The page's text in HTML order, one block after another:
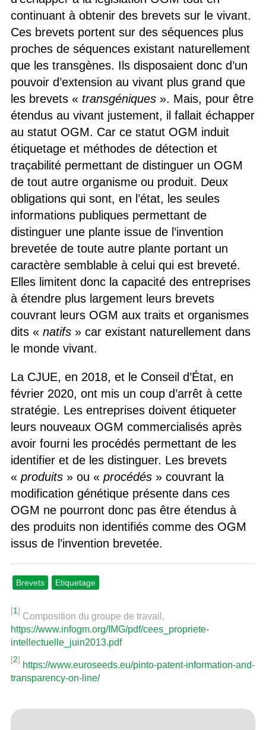
continuant à obtenir des brevets sur le vivant.
Ces brevets portent sur des séquences plus
proches de séquences existant naturellement
que les transgènes. Ils disposaient donc d’un
pouvoir d’extension au vivant plus grand que
les brevets « transgéniques». Mais, pour être
étendus au vivant justement, il fallait échapper
au statut OGM. Car ce statut OGM induit
étiquetage et méthodes de détection et
traçabilité permettant de distinguer un OGM
de tout autre organisme ou produit. Deux
obligations qui sont, en l’état, les seules
informations publiques permettant de
distinguer une plante issue de l’invention
brevetée de toute autre plante portant un
caractère semblable à celui qui est breveté.
Elles limitent donc la capacité des entreprises
à étendre plus largement leurs brevets
couvrant leurs OGM aux traits et organismes
dits « natifs» car existant naturellement dans
le monde vivant.
La CJUE, en 2018, et le Conseil d’État, en
février 2020, ont mis un coup d’arrêt à cette
stratégie. Les entreprises doivent étiqueter
leurs nouveaux OGM commercialisés après
avoir fourni les procédés permettant de les
identifier et de les distinguer. Les brevets
« produits» ou « procédés» couvrant la
modification génétique présente dans ces
OGM ne pourront donc pas être étendus à
des produits non identifiés comme des OGM
issus de l’invention brevetée.
Brevets Etiquetage
[1]
Composition du groupe de travail,
https://www.infogm.org/IMG/pdf/cees_propriete-
intellectuelle_juin2013.pdf
[2]
https://www.euroseeds.eu/pinto-patent-information-and-
transparency-on-line/